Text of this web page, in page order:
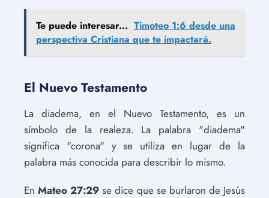
Te puede interesar... Timoteo 1:6 desde una
perspectiva Cristiana que te impactará.
El Nuevo Testamento
La diadema, en el Nuevo Testamento, es un
símbolo de la realeza. La palabra "diadema"
significa "corona" y se utiliza en lugar de la
palabra más conocida para describir lo mismo.
EnMateo 27:29 se dice que se burlaron de Jesús